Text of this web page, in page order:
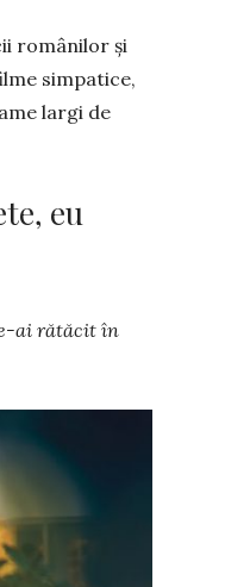
românilor și
simpatice,
largi de
eu
ai rătăcit în